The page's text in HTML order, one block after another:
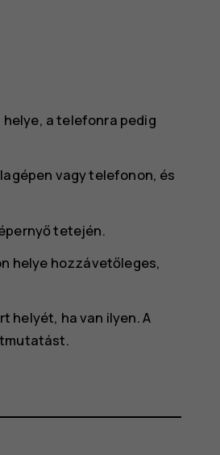
a telefonra pedig
vagy telefonon, és
tetején.
helye hozzávetőleges,
helyét, ha van ilyen. A